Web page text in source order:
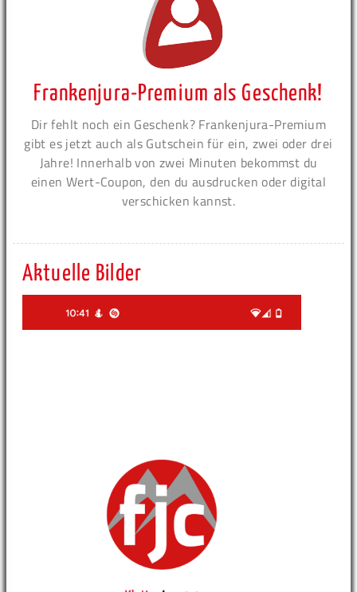
Frankenjura-Premium als Geschenk!
Dir fehlt noch ein Geschenk? Frankenjura-Premium
gibt es jetzt auch als Gutschein für ein, zwei oder drei
Jahre! Innerhalb von zwei Minuten bekommst du
einen Wert-Coupon, den du ausdrucken oder digital
verschicken kannst.
Aktuelle Bilder